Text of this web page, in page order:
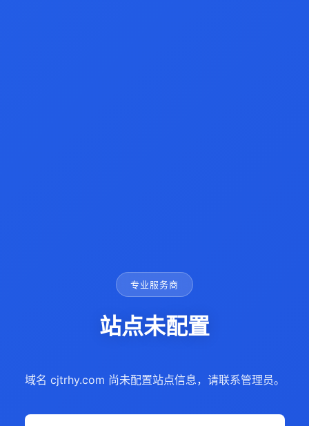
专业服务商
站点未配置
域名 cjtrhy.com 尚未配置站点信息，请联系管理员。